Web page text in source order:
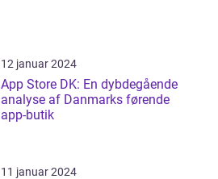
12 januar 2024
App Store DK: En dybdegående
analyse af Danmarks førende
app-butik
11 januar 2024